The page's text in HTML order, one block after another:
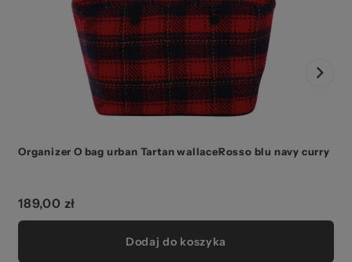
Organizer O bag urban Tartan wallaceRosso blu navy curry
189,00 zł
Dodaj do koszyka